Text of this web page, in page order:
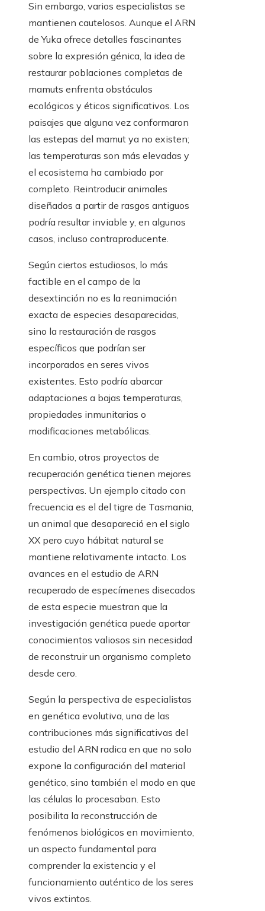
Sin embargo, varios especialistas se
mantienen cautelosos. Aunque el ARN
de Yuka ofrece detalles fascinantes
sobre la expresión génica, la idea de
restaurar poblaciones completas de
mamuts enfrenta obstáculos
ecológicos y éticos significativos. Los
paisajes que alguna vez conformaron
las estepas del mamut ya no existen;
las temperaturas son más elevadas y
el ecosistema ha cambiado por
completo. Reintroducir animales
diseñados a partir de rasgos antiguos
podría resultar inviable y, en algunos
casos, incluso contraproducente.
Según ciertos estudiosos, lo más
factible en el campo de la
desextinción no es la reanimación
exacta de especies desaparecidas,
sino la restauración de rasgos
específicos que podrían ser
incorporados en seres vivos
existentes. Esto podría abarcar
adaptaciones a bajas temperaturas,
propiedades inmunitarias o
modificaciones metabólicas.
En cambio, otros proyectos de
recuperación genética tienen mejores
perspectivas. Un ejemplo citado con
frecuencia es el del tigre de Tasmania,
un animal que desapareció en el siglo
XX pero cuyo hábitat natural se
mantiene relativamente intacto. Los
avances en el estudio de ARN
recuperado de especímenes disecados
de esta especie muestran que la
investigación genética puede aportar
conocimientos valiosos sin necesidad
de reconstruir un organismo completo
desde cero.
Según la perspectiva de especialistas
en genética evolutiva, una de las
contribuciones más significativas del
estudio del ARN radica en que no solo
expone la configuración del material
genético, sino también el modo en que
las células lo procesaban. Esto
posibilita la reconstrucción de
fenómenos biológicos en movimiento,
un aspecto fundamental para
comprender la existencia y el
funcionamiento auténtico de los seres
vivos extintos.